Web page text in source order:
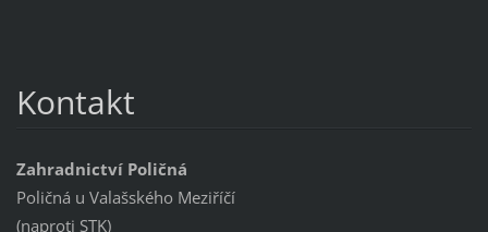
Kontakt
Zahradnictví Poličná
Poličná u Valašského Meziříčí
(naproti STK)